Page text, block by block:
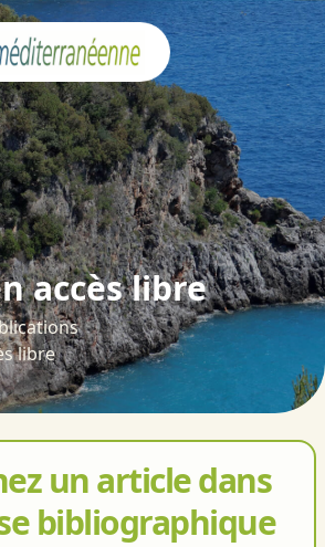
accès libre
libre
un article dans
bibliographique
cookies